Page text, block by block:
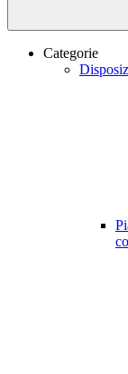
Categorie